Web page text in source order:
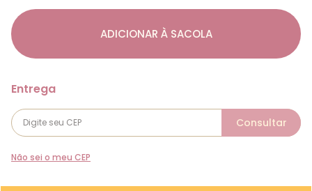
ADICIONAR À SACOLA
Não sei o meu CEP